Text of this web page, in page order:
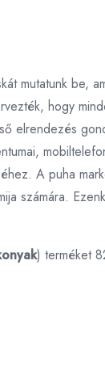
mutatunk be,
hogy
elrendezés
A puha
számára.
) terméket